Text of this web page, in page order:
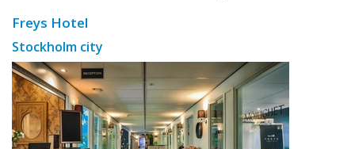
Freys Hotel
Stockholm city